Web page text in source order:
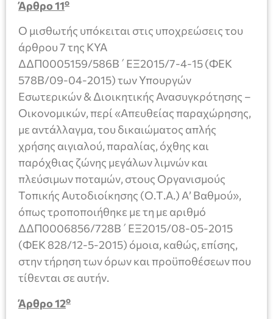
Άρθρο 11ο
Ο μισθωτής υπόκειται στις υποχρεώσεις του
άρθρου 7 της ΚΥΑ
ΔΔΠ0005159/586Β΄ΕΞ2015/7-4-15 (ΦΕΚ
578Β/09-04-2015) των Υπουργών
Εσωτερικών & Διοικητικής Ανασυγκρότησης –
Οικονομικών, περί «Απευθείας παραχώρησης,
με αντάλλαγμα, του δικαιώματος απλής
χρήσης αιγιαλού, παραλίας, όχθης και
παρόχθιας ζώνης μεγάλων λιμνών και
πλεύσιμων ποταμών, στους Οργανισμούς
Τοπικής Αυτοδιοίκησης (Ο.Τ.Α.) Α’ Βαθμού»,
όπως τροποποιήθηκε με τη με αριθμό
ΔΔΠ0006856/728Β΄ΕΞ2015/08-05-2015
(ΦΕΚ 828/12-5-2015) όμοια, καθώς, επίσης,
στην τήρηση των όρων και προϋποθέσεων που
τίθενται σε αυτήν.
Άρθρο 12ο